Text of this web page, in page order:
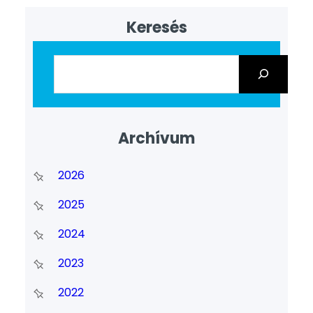
Keresés
Archívum
2026
2025
2024
2023
2022